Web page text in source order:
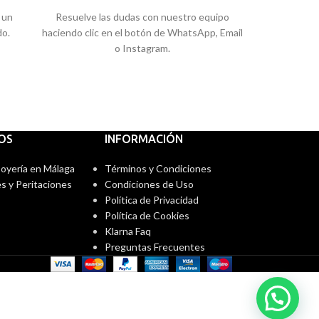
Resuelve las dudas con nuestro equipo
haciendo clic en el botón de WhatsApp, Email
o Instagram.
en Málaga
y Peritaciones
INFORMACIÓN
Términos y Condiciones
Condiciones de Uso
Política de Privacidad
Política de Cookies
Klarna Faq
Preguntas Frecuentes